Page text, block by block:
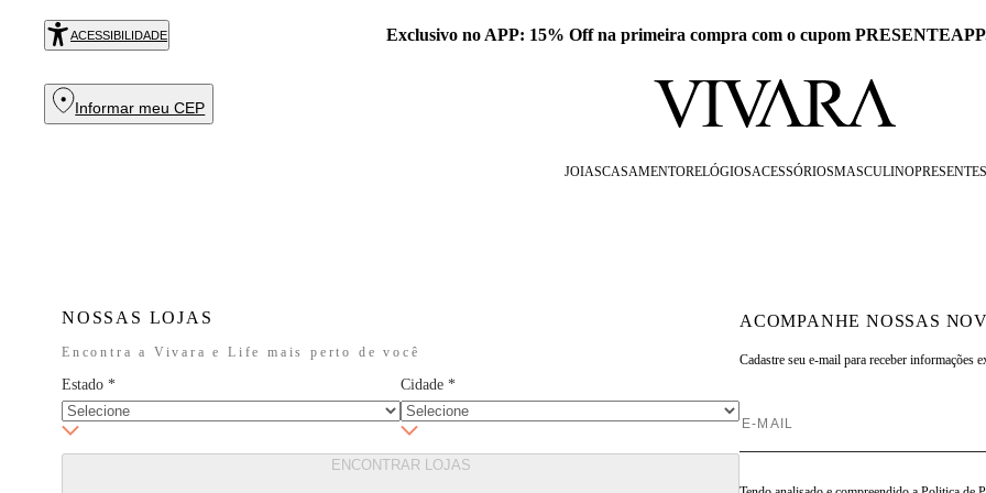
ACESSIBILIDADE Exclusivo no APP: 15% Off na primeira compra com o cupom
Informar meu CEP
JOIASCASAMENTORELÓGIOSACESSÓRIOSMASCULINOPRESENTES
NOSSAS LOJAS
Encontra a Vivara e Life mais perto de você
Estado * Cidade *
ENCONTRAR LOJAS
ACOMPANHE NOSSAS
Cadastre seu e-mail para receber informações